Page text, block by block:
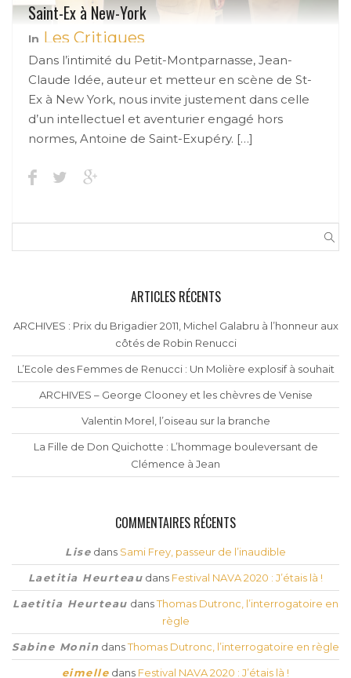
Saint-Ex à New-York
In Les Critiques
Dans l’intimité du Petit-Montparnasse, Jean-
Claude Idée, auteur et metteur en scène de St-
Ex à New York, nous invite justement dans celle
d’un intellectuel et aventurier engagé hors
normes, Antoine de Saint-Exupéry. […]
ARTICLES RÉCENTS
ARCHIVES : Prix du Brigadier 2011, Michel Galabru à l’honneur aux
côtés de Robin Renucci
L’Ecole des Femmes de Renucci : Un Molière explosif à souhait
ARCHIVES – George Clooney et les chèvres de Venise
Valentin Morel, l’oiseau sur la branche
La Fille de Don Quichotte : L’hommage bouleversant de
Clémence à Jean
COMMENTAIRES RÉCENTS
Lise dans Sami Frey, passeur de l’inaudible
Laetitia Heurteau dans Festival NAVA 2020 : J’étais là !
Laetitia Heurteau dansThomas Dutronc, l’interrogatoire en
règle
Sabine Monin dansThomas Dutronc, l’interrogatoire en règle
eimelle dans Festival NAVA 2020 : J’étais là !